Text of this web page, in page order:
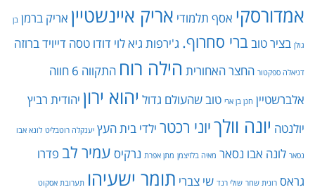
אמדורסקי אסף תלמודי אריק איינשטיין אריק ברמן בן
גולן בציר טובברי סחרוף. ג'ירפות גיא לוי דודו טסה דייויד ברוזה
דניאלה ספקטור החצר האחורית הילה רוח התקווה 6
חווה
אלברשטיין חנן בן ארי טוב שהעולם גדול יהוא ירון יהודית רביץ
יולנטה יונה וולךיוני רכטר ילדי בית העץ יענקלה רוטבליט לונא אבו
נסאר לונה אבו נסאר מאיה בלזיצמן מתן אפרת נרקיס עמיר לב פדרו
גראס רונית שחר שולי רנד שי צברי תומר ישעיהו תערובת אסקוט